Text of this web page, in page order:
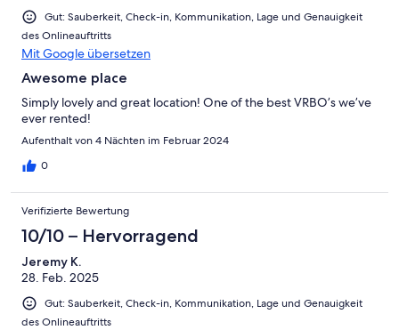
Gut: Sauberkeit, Check-in, Kommunikation, Lage und Genauigkeit
des Onlineauftritts
Mit Google übersetzen
Awesome place
Simply lovely and great location! One of the best VRBO’s we’ve
ever rented!
Aufenthalt von 4 Nächten im Februar 2024
0
Verifizierte Bewertung
10/10 – Hervorragend
Jeremy K.
28. Feb. 2025
Gut: Sauberkeit, Check-in, Kommunikation, Lage und Genauigkeit
des Onlineauftritts